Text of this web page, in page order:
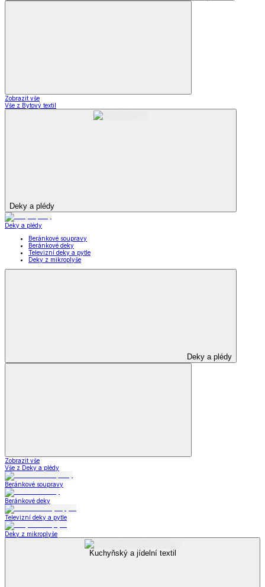
Zobrazit vše
Vše z Bytový textil
Deky a plédy
Deky a plédy
Beránkové soupravy
Beránkové deky
Televizní deky a pytle
Deky z mikroplyše
Deky a plédy
Zobrazit vše
Vše z Deky a plédy
Beránkové soupravy
Beránkové deky
Televizní deky a pytle
Deky z mikroplyše
Kuchyňský a jídelní textil